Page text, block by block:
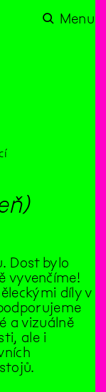
Menu
Dost bylo
vyvenčíme!
díly v
a vizuálně
ale i